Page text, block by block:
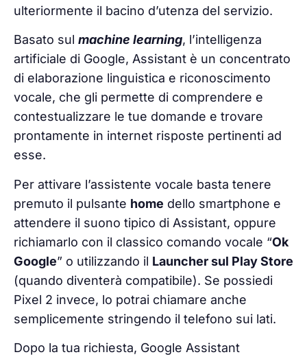
ulteriormente il bacino d’utenza del servizio.
Basato sul machine learning, l’intelligenza
artificiale di Google, Assistant è un concentrato
di elaborazione linguistica e riconoscimento
vocale, che gli permette di comprendere e
contestualizzare le tue domande e trovare
prontamente in internet risposte pertinenti ad
esse.
Per attivare l’assistente vocale basta tenere
premuto il pulsante home dello smartphone e
attendere il suono tipico di Assistant, oppure
richiamarlo con il classico comando vocale “Ok
Google” o utilizzando il Launcher sul Play Store
(quando diventerà compatibile). Se possiedi
Pixel 2 invece, lo potrai chiamare anche
semplicemente stringendo il telefono sui lati.
Dopo la tua richiesta, Google Assistant